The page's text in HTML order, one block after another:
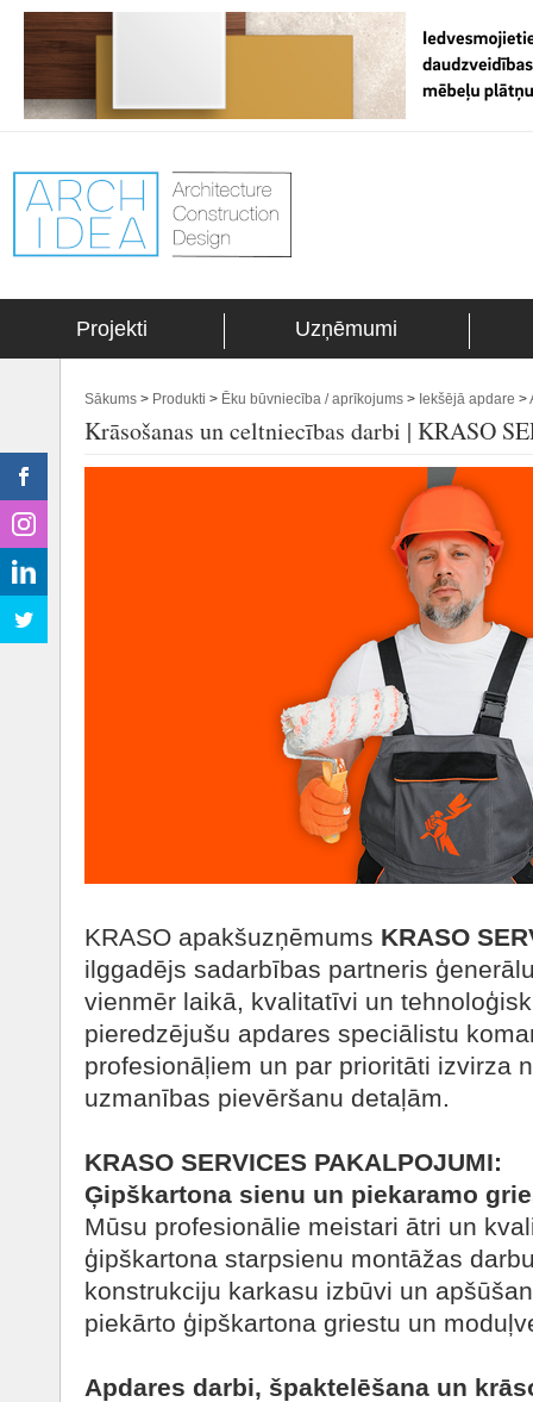
Projekti Uzņēmumi
Sākums > Produkti > Ēku būvniecība / aprīkojums > Iekšējā apdare >
Krāsošanas un celtniecības darbi | KRASO
KRASO apakšuzņēmums KRASO
ilggadējs sadarbības partneris
vienmēr laikā, kvalitatīvi un
pieredzējušu apdares speciālistu
profesionāļiem un par prioritāti izvirza
uzmanības pievēršanu detaļām.
KRASO SERVICES PAKALPOJUMI:
Ģipškartona sienu un piekaramo
Mūsu profesionālie meistari ātri un
ģipškartona starpsienu montāžas
konstrukciju karkasu izbūvi un
piekārto ģipškartona griestu un
Apdares darbi, špaktelēšana un